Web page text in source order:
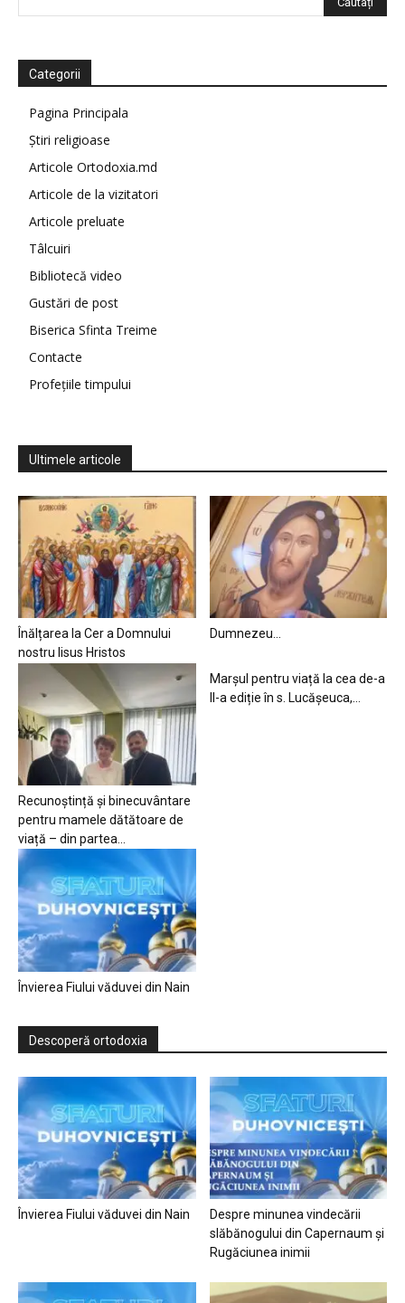
Categorii
Pagina Principala
Știri religioase
Articole Ortodoxia.md
Articole de la vizitatori
Articole preluate
Tâlcuiri
Bibliotecă video
Gustări de post
Biserica Sfinta Treime
Contacte
Profețiile timpului
Ultimele articole
Înălțarea la Cer a Domnului
nostru Iisus Hristos
Dumnezeu…
Recunoștință și binecuvântare
pentru mamele dătătoare de
viață – din partea...
Marșul pentru viață la cea de-a
II-a ediție în s. Lucășeuca,...
Învierea Fiului văduvei din Nain
Descoperă ortodoxia
Învierea Fiului văduvei din Nain
Despre minunea vindecării
slăbănogului din Capernaum și
Rugăciunea inimii